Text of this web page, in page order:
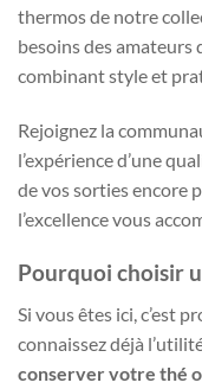
thermos de notre
besoins des amateurs
combinant style et
Rejoignez la
l’expérience d’une
de vos sorties encore
l’excellence vous
Pourquoi choisir
Si vous êtes ici, c’est
connaissez déjà
conserver votre thé